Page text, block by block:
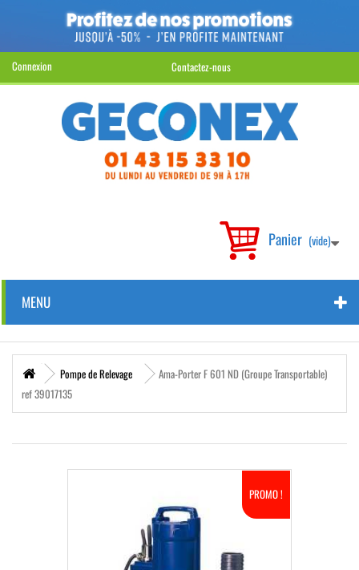
Connexion Contactez-nous
Panier (vide)
MENU
Pompe de Relevage
Ama-Porter F 601 ND (Groupe Transportable)
ref 39017135
PROMO !